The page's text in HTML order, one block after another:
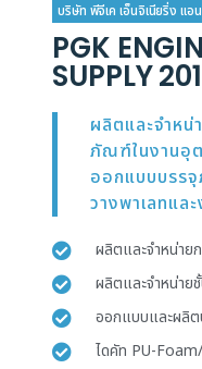
บริษัท พีจีเค เอ็นจิเนียริ่ง แ
PGK
SUPPLY
ผลิตและจำห
ภัณฑ์ในงานอุต
ออกแบบบรร
วางพาเลทแล
ผลิตและจำหน่า
ผลิตและจำหน่าย
ออกแบบและผลิ
ไดคัท PU-